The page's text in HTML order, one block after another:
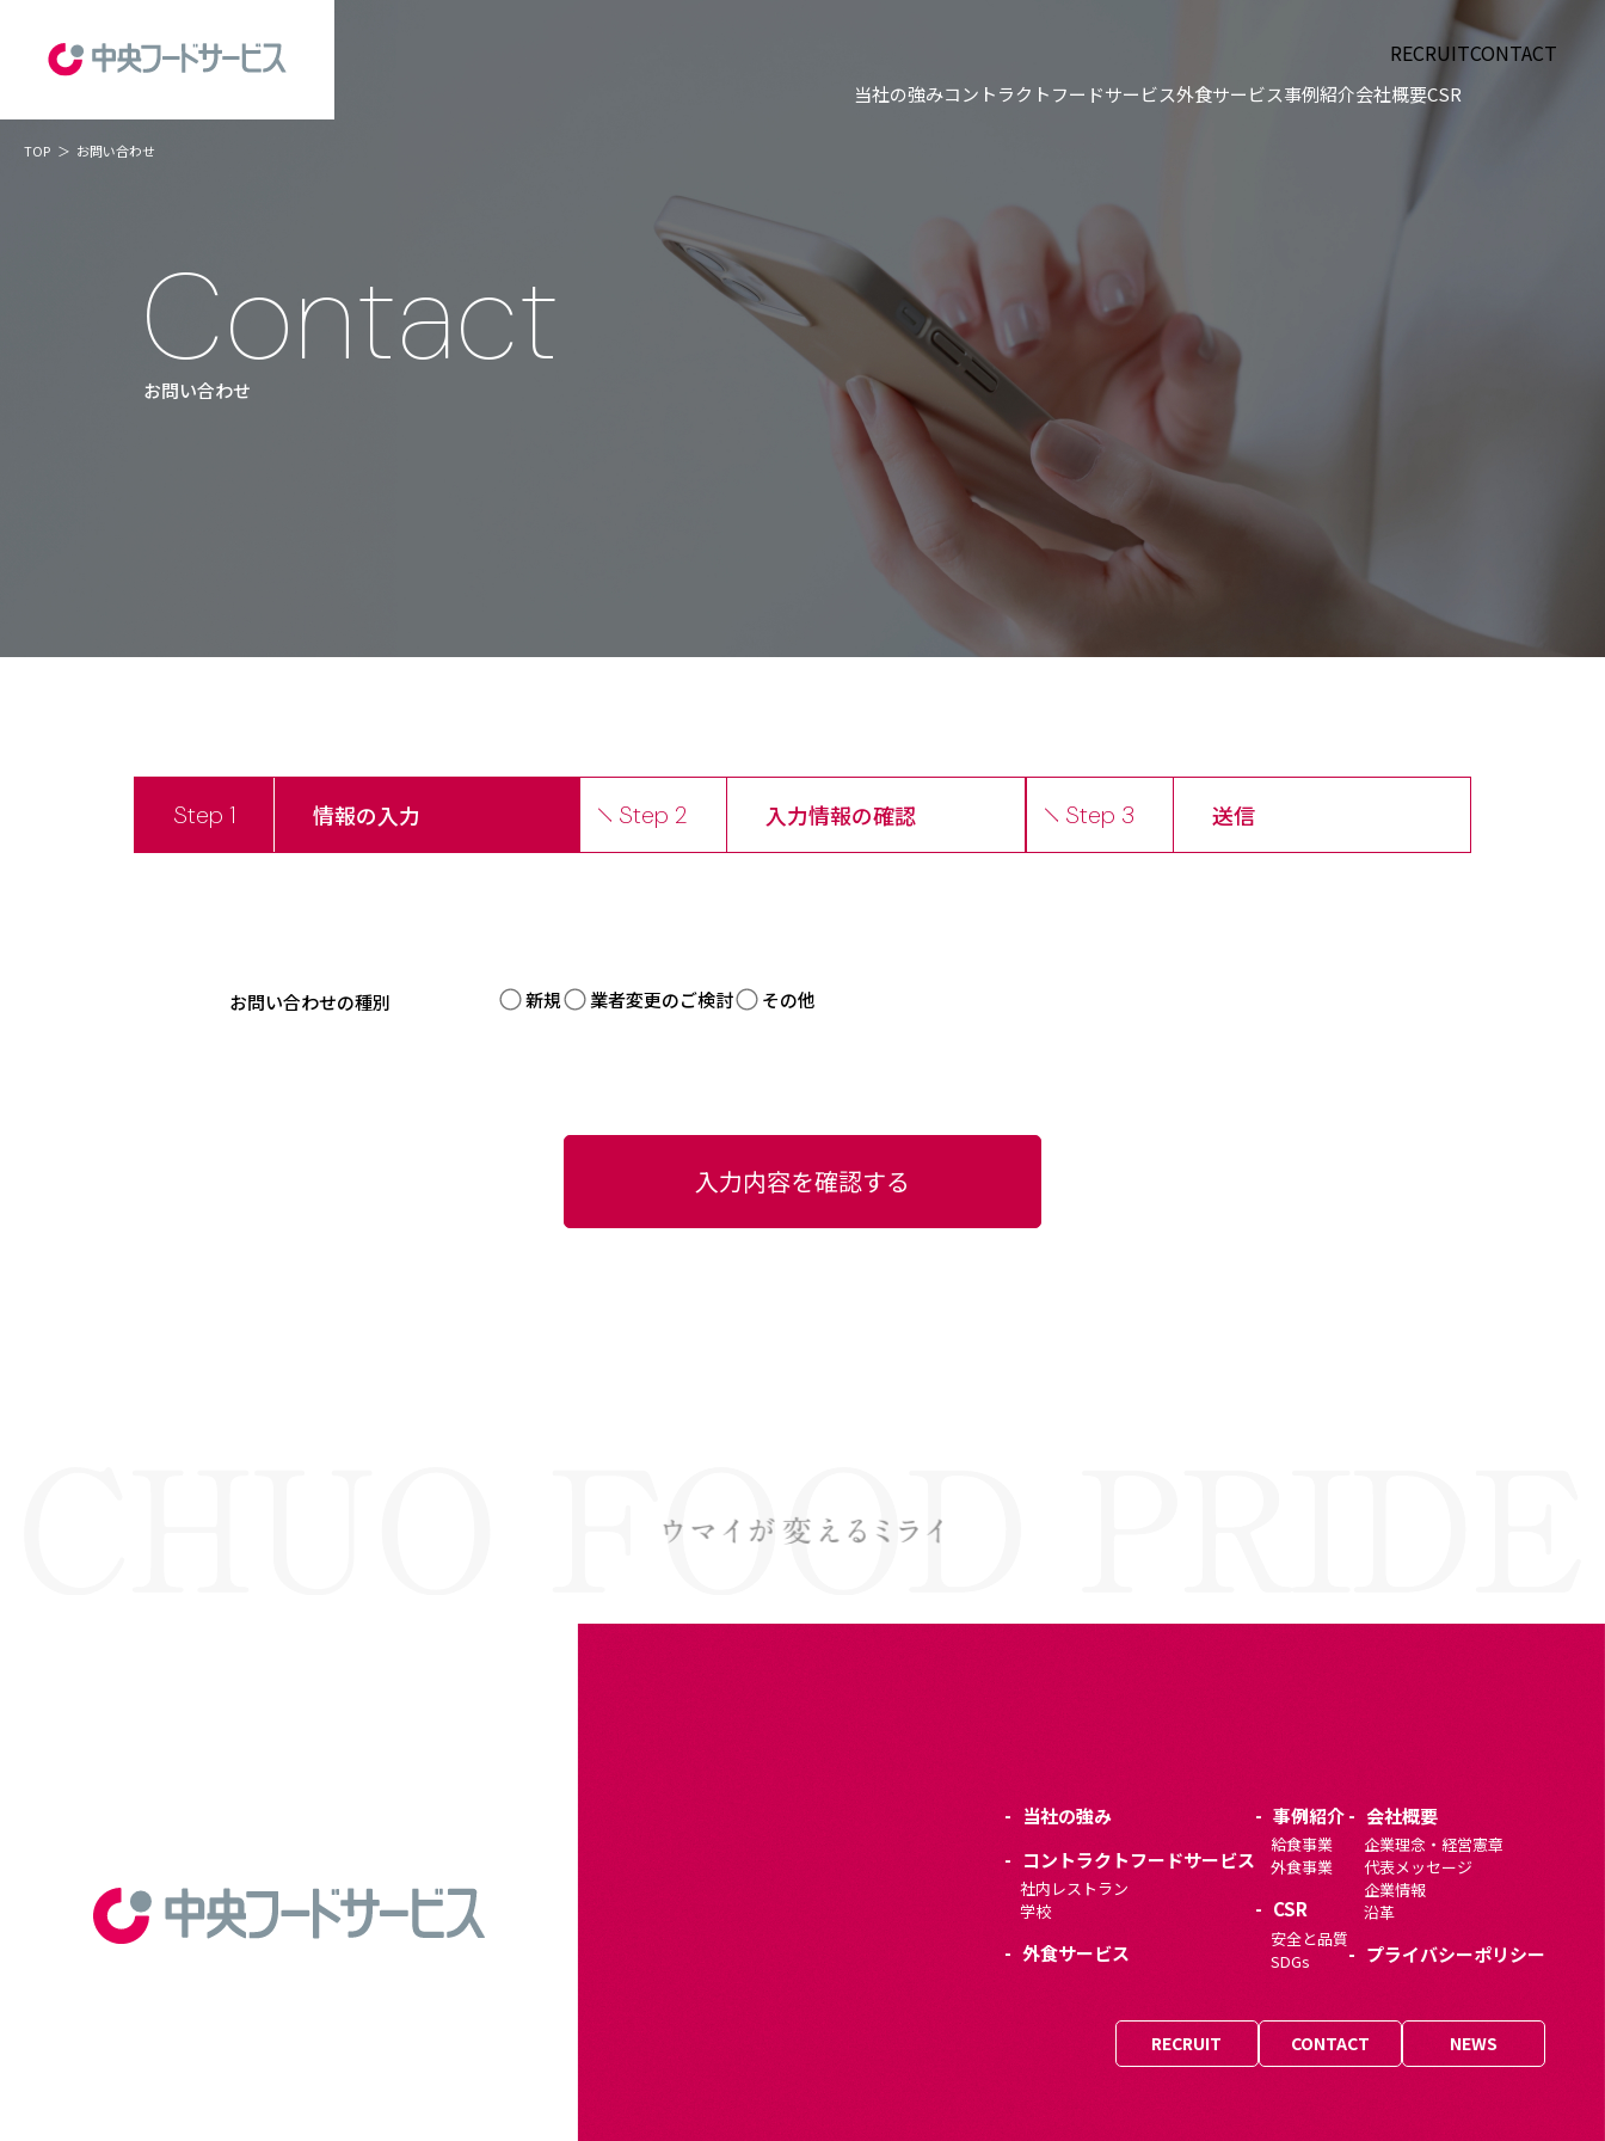
RECRUITCONTACT
当社の強みコントラクトフードサービス外食サービス事例紹介会社概要CSR
TOP お問い合わせ
お問い合わせ
Step 1 情報の入力 Step 2 入力情報の確認 Step 3 送信
お問い合わせの種別 新規 業者変更のご検討 その他
当社の強み
コントラクトフードサービス
社内レストラン
学校
外食サービス
事例紹介
給食事業
外食事業
CSR
安全と品質
SDGs
会社概要
企業理念・経営憲章
代表メッセージ
企業情報
沿革
プライバシーポリシー
RECRUIT CONTACT NEWS